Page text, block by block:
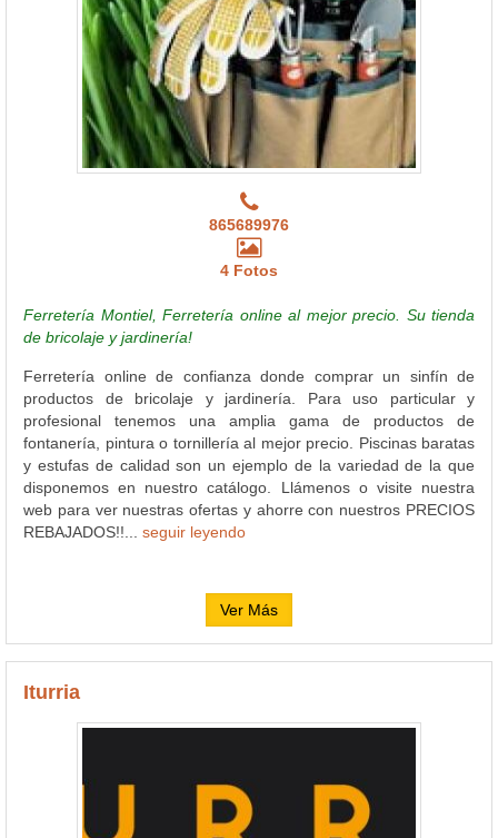
865689976
4 Fotos
Ferretería Montiel, Ferretería online al mejor precio. Su tienda
de bricolaje y jardinería!
Ferretería online de confianza donde comprar un sinfín de
productos de bricolaje y jardinería. Para uso particular y
profesional tenemos una amplia gama de productos de
fontanería, pintura o tornillería al mejor precio. Piscinas baratas
y estufas de calidad son un ejemplo de la variedad de la que
disponemos en nuestro catálogo. Llámenos o visite nuestra
web para ver nuestras ofertas y ahorre con nuestros PRECIOS
REBAJADOS!!... seguir leyendo
Ver Más
Iturria